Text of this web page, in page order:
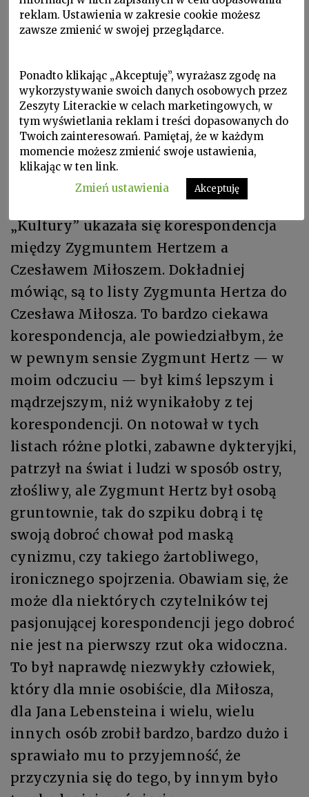
naprawdę kontakt z ludźmi, interesował
się ludźmi. Gdy mówiłem o tych kilku
„Kulturze”, to myślałem przede
wszystkim o osobie Zygmunta Hertza:
jeździł jak wielbłąd obładowany
paczkami książek, które podrzucał
różnym osobom z kraju, do hotelu, na
spotkania. Zajmował się dziwnymi
zakupami dla nich. W Bibliotece
„Kultury” ukazała się korespondencja
między Zygmuntem Hertzem a
Czesławem Miłoszem. Dokładniej
mówiąc, są to listy Zygmunta Hertza do
Czesława Miłosza. To bardzo ciekawa
korespondencja, ale powiedziałbym, że
w pewnym sensie Zygmunt Hertz — w
moim odczuciu — był kimś lepszym i
mądrzejszym, niż wynikałoby z tej
korespondencji. On notował w tych
listach różne plotki, zabawne dykteryjki,
patrzył na świat i ludzi w sposób ostry,
złośliwy, ale Zygmunt Hertz był osobą
gruntownie, tak do szpiku dobrą i tę
swoją dobroć chował pod maską
cynizmu, czy takiego żartobliwego,
ironicznego spojrzenia. Obawiam się, że
może dla niektórych czytelników tej
pasjonującej korespondencji jego dobroć
nie jest na pierwszy rzut oka widoczna.
To był naprawdę niezwykły człowiek,
który dla mnie osobiście, dla Miłosza,
dla Jana Lebensteina i wielu, wielu
innych osób zrobił bardzo, bardzo dużo i
sprawiało mu to przyjemność, że
przyczynia się do tego, by innym było
reklam. Ustawienia w zakresie cookie możesz
zawsze zmienić w swojej przeglądarce.
Ponadto klikając „Akceptuję”, wyrażasz zgodę na
wykorzystywanie swoich danych osobowych przez
Zeszyty Literackie w celach marketingowych, w
tym wyświetlania reklam i treści dopasowanych do
Twoich zainteresowań. Pamiętaj, że w każdym
momencie możesz zmienić swoje ustawienia,
klikając w ten link.
Zmień ustawienia
Akceptuję